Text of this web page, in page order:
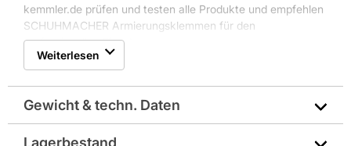
kemmler.de prüfen und testen alle Produkte und empfehlen
SCHUHMACHER Armierungsklemmen für den
professionellen Einsatz.
Weiterlesen
Gewicht & techn. Daten
Lagerbestand